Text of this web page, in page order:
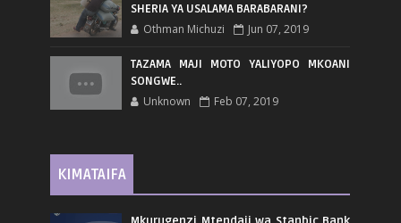
SHERIA YA USALAMA BARABARANI?
Othman Michuzi Jun 07, 2019
TAZAMA MAJI MOTO YALIYOPO MKOANI
SONGWE..
Unknown Feb 07, 2019
KIMATAIFA